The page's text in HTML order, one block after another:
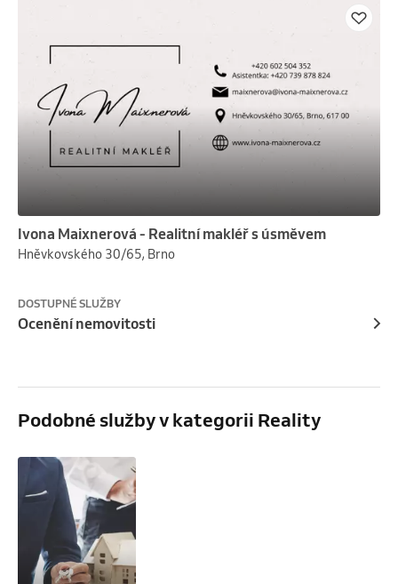
Ivona Maixnerová - Realitní makléř s úsměvem
Hněvkovského 30/65, Brno
DOSTUPNÉ SLUŽBY
Ocenění nemovitosti
Podobné služby v kategorii Reality